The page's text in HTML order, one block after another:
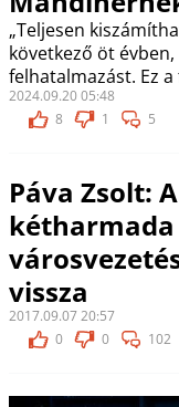
„Teljesen
következő öt
felhatalmazást. Ez
2024.09.20 05:48
8
1 5
Páva Zsolt:
kétharmada
vissza
2017.09.07 20:57
0
0 102